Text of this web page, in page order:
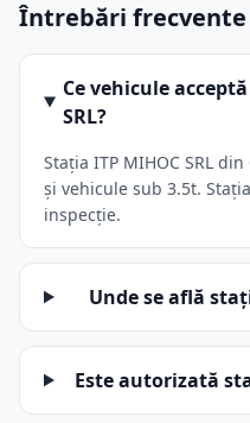
Întrebări frecvente
Ce vehicule
SRL?
Stația ITP MIHOC SRL
și vehicule sub 3.5t.
inspecție.
Unde se află
Este autorizată